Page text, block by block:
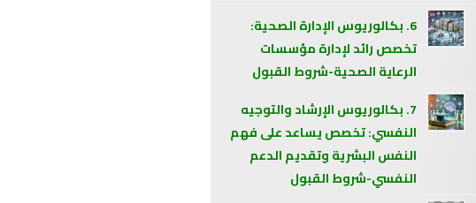
6. بكالوريوس الإدارة الصحية:
تخصص رائد لإدارة مؤسسات
الرعاية الصحية-شروط القبول
7. بكالوريوس الإرشاد والتوجيه
النفسي: تخصص يساعد على فهم
النفس البشرية وتقديم الدعم
النفسي-شروط القبول